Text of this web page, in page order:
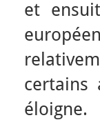
et
certains
éloigne.